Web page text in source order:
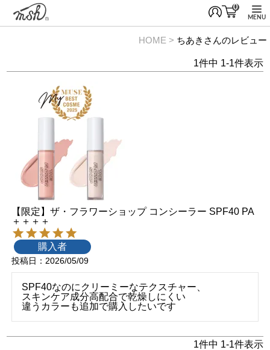
0
MENU
HOME ちあきさんのレビュー
1件中 1-1件表示
【限定】ザ・フラワーショップ コンシーラー SPF40 PA
＋＋＋＋
購入者
投稿日 2026/05/09
SPF40なのにクリーミーなテクスチャー、
スキンケア成分高配合で乾燥しにくい
違うカラーも追加で購入したいです
1件中 1-1件表示